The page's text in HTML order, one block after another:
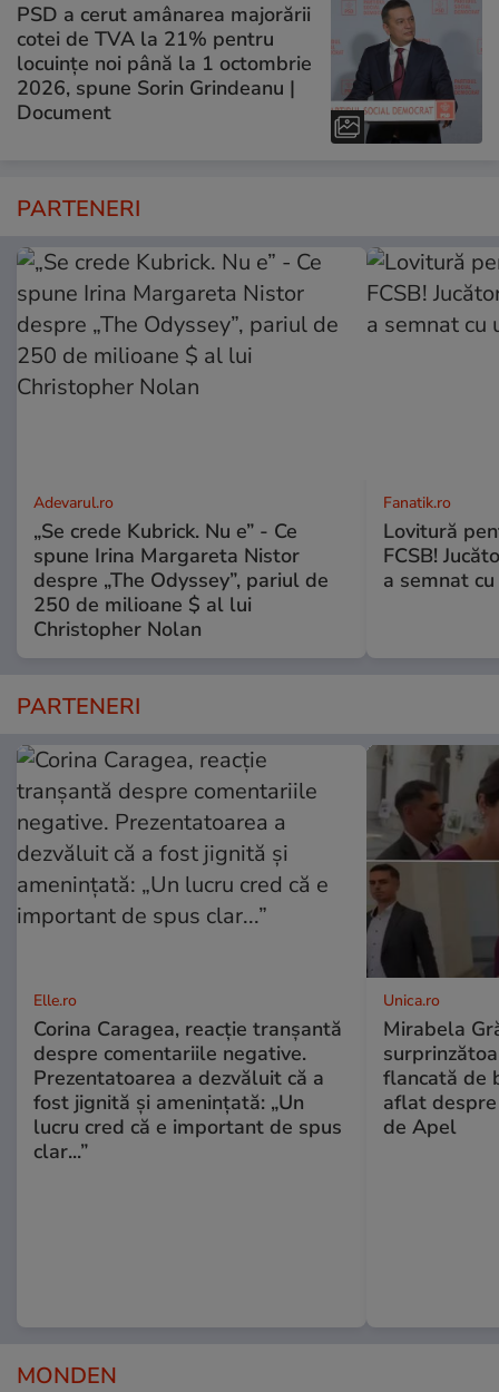
PSD a cerut amânarea majorării
cotei de TVA la 21% pentru
locuințe noi până la 1 octombrie
2026, spune Sorin Grindeanu |
Document
PARTENERI
Adevarul.ro
„Se crede Kubrick. Nu e” - Ce
spune Irina Margareta Nistor
despre „The Odyssey”, pariul de
250 de milioane $ al lui
Christopher Nolan
Fanatik.ro
Lovitură
FCSB!
a semnat
PARTENERI
Elle.ro
Corina Caragea, reacție tranșantă
despre comentariile negative.
Prezentatoarea a dezvăluit că a
fost jignită și amenințată: „Un
lucru cred că e important de spus
clar...”
Unica.ro
Mirabela
flancată de
aflat
de Apel
MONDEN